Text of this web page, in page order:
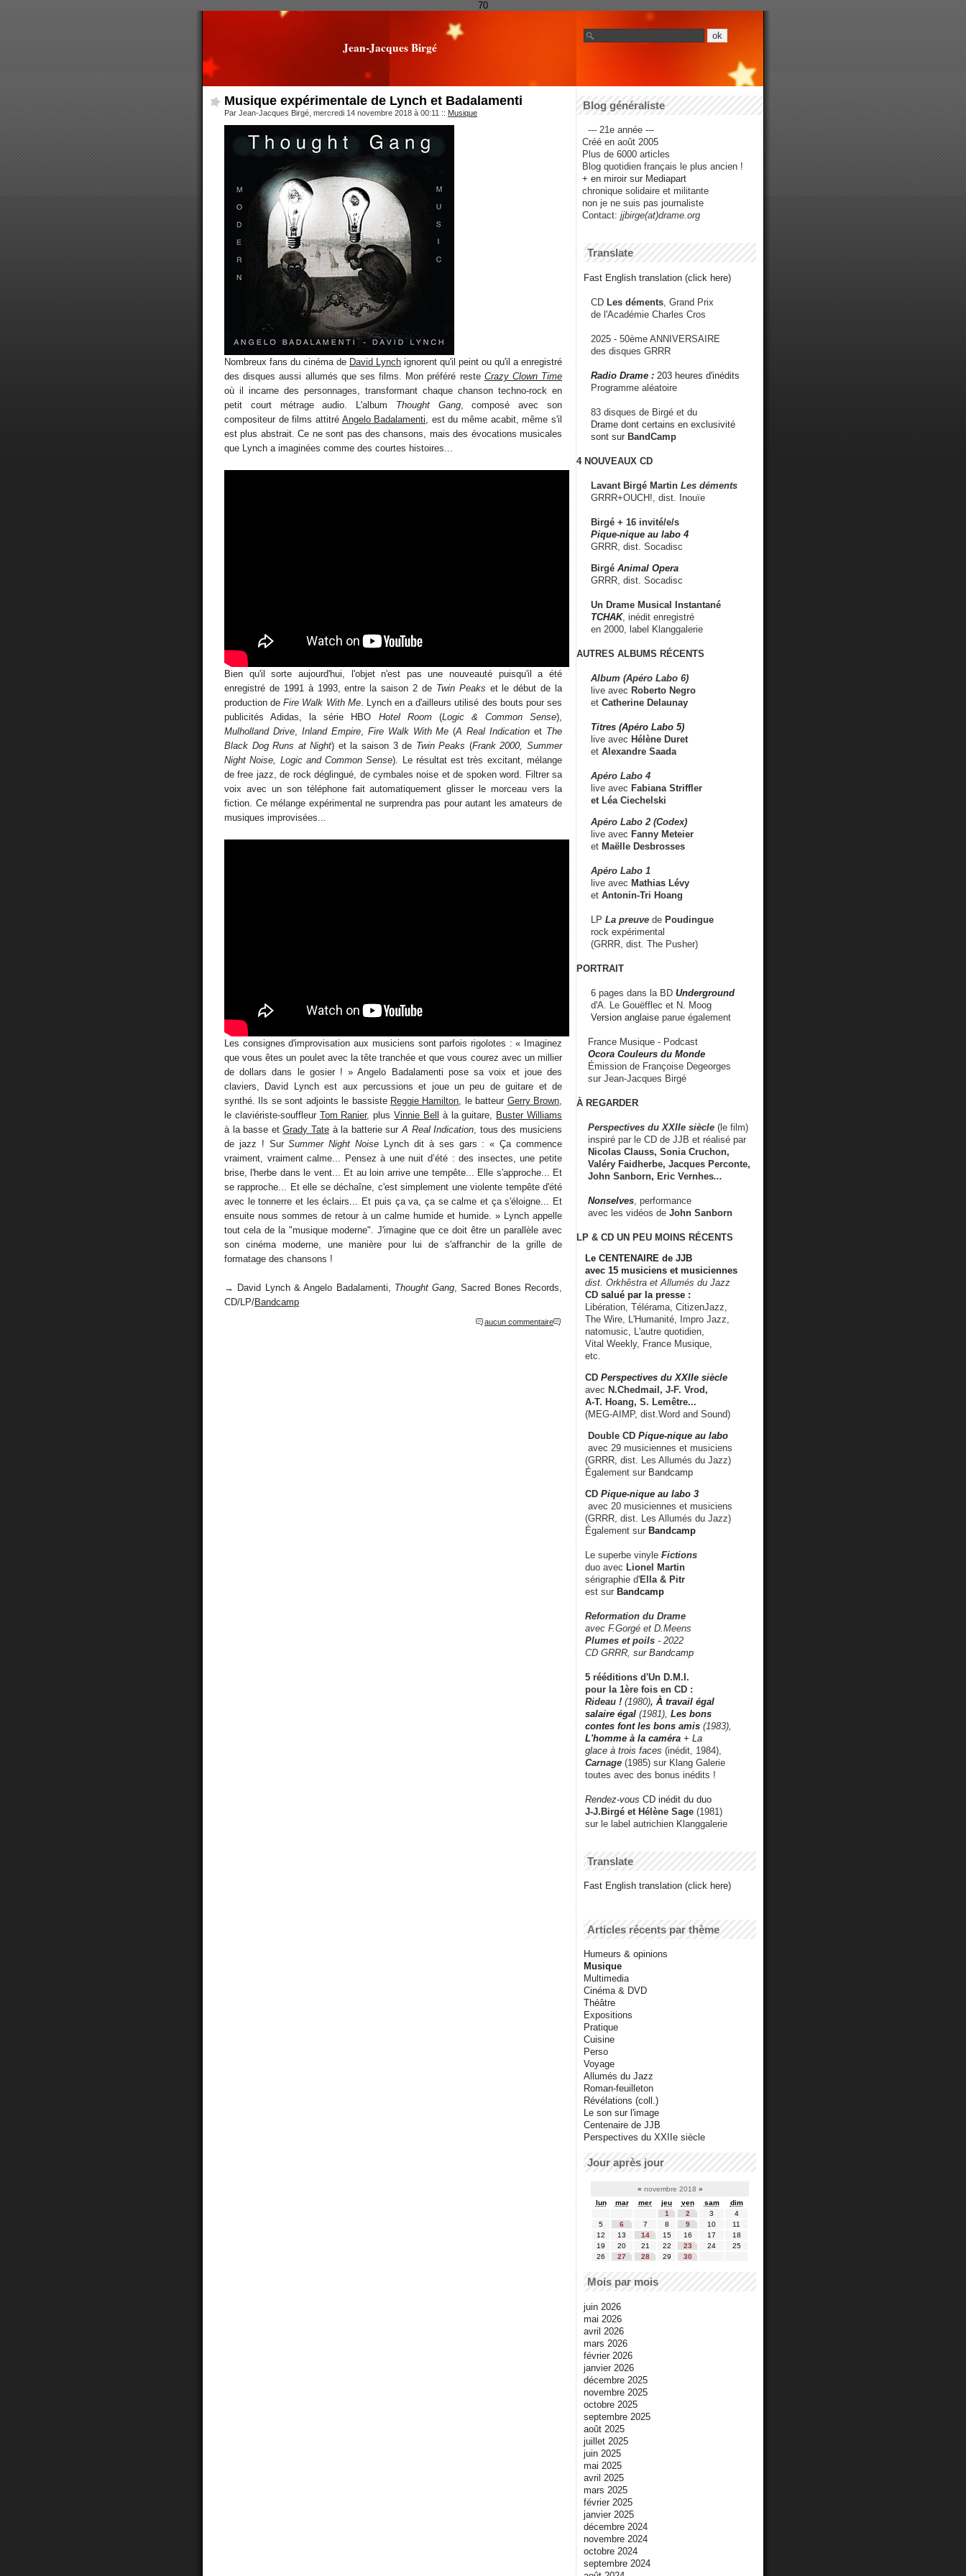
70
Jean-Jacques Birgé
Musique expérimentale de Lynch et Badalamenti
Par Jean-Jacques Birgé, mercredi 14 novembre 2018 à 00:11 :: Musique
Nombreux fans du cinéma de David Lynch ignorent qu'il peint ou qu'il a enregistré
des disques aussi allumés que ses films. Mon préféré reste Crazy Clown Time
où il incarne des personnages, transformant chaque chanson techno-rock en
petit court métrage audio. L'album Thought Gang, composé avec son
compositeur de films attitré Angelo Badalamenti , est du même acabit, même s'il
est plus abstrait. Ce ne sont pas des chansons, mais des évocations musicales
que Lynch a imaginées comme des courtes histoires...
Bien qu'il sorte aujourd'hui, l'objet n'est pas une nouveauté puisqu'il a été
enregistré de 1991 à 1993, entre la saison 2 de Twin Peaks et le début de la
production deFire Walk With Me. Lynch en a d'ailleurs utilisé des bouts pour ses
publicités Adidas, la série HBO Hotel Room(Logic & Common Sense),
Mulholland Drive, Inland Empire, Fire Walk With Me (A Real Indication et The
Black Dog Runs at Night) et la saison 3 de Twin Peaks (Frank 2000, Summer
Night Noise, Logic and Common Sense). Le résultat est très excitant, mélange
de free jazz, de rock déglingué, de cymbales noise et de spoken word. Filtrer sa
voix avec un son téléphone fait automatiquement glisser le morceau vers la
fiction. Ce mélange expérimental ne surprendra pas pour autant les amateurs de
musiques improvisées...
Les consignes d'improvisation aux musiciens sont parfois rigolotes : « Imaginez
que vous êtes un poulet avec la tête tranchée et que vous courez avec un millier
de dollars dans le gosier ! » Angelo Badalamenti pose sa voix et joue des
claviers, David Lynch est aux percussions et joue un peu de guitare et de
synthé. Ils se sont adjoints le bassiste Reggie Hamilton , le batteur Gerry Brown
le claviériste-souffleur Tom Ranier, plusVinnie Bell à la guitare,
Buster Williams
à la basse etGrady Tate à la batterie surA Real Indication , tous des musiciens
de jazz ! SurSummer Night Noise Lynch dit à ses gars : « Ça commence
vraiment, vraiment calme... Pensez à une nuit d’été : des insectes, une petite
brise, l'herbe dans le vent... Et au loin arrive une tempête... Elle s'approche... Et
se rapproche... Et elle se déchaîne, c'est simplement une violente tempête d'été
avec le tonnerre et les éclairs... Et puis ça va, ça se calme et ça s'éloigne... Et
ensuite nous sommes de retour à un calme humide et humide. » Lynch appelle
tout cela de la "musique moderne". J'imagine que ce doit être un parallèle avec
son cinéma moderne, une manière pour lui de s'affranchir de la grille de
formatage des chansons !
→ David Lynch & Angelo Badalamenti, Thought Gang , Sacred Bones Records,
CD/LP/Bandcamp
aucun commentaire
Blog généraliste
--- 21e année ---
Créé en août 2005
Plus de 6000 articles
Blog quotidien français le plus ancien !
+ en miroir sur Mediapart
chronique solidaire et militante
non je ne suis pas journaliste
Contact: jjbirge(at)drame.org
Translate
Fast English translation (click here)
CD Les déments , Grand Prix
de l'Académie Charles Cros
2025 - 50ème ANNIVERSAIRE
des disques GRRR
Radio Drame : 203 heures d'inédits
Programme aléatoire
83 disques de Birgé et du
Drame dont certains en exclusivité
sont sur BandCamp
4 NOUVEAUX CD
Lavant Birgé Martin Les déments
GRRR+OUCH!, dist. Inouïe
Birgé + 16 invité/e/s
Pique-nique au labo 4
GRRR, dist. Socadisc
Birgé Animal Opera
GRRR, dist. Socadisc
Un Drame Musical Instantané
TCHAK, inédit enregistré
en 2000, label Klanggalerie
AUTRES ALBUMS RÉCENTS
Album (Apéro Labo 6)
live avec Roberto Negro
et Catherine Delaunay
Titres (Apéro Labo 5)
live avec Hélène Duret
et Alexandre Saada
Apéro Labo 4
live avec Fabiana Striffler
et Léa Ciechelski
Apéro Labo 2 (Codex)
live avec Fanny Meteier
et Maëlle Desbrosses
Apéro Labo 1
live avec Mathias Lévy
et Antonin-Tri Hoang
LP La preuve de Poudingue
rock expérimental
(GRRR, dist. The Pusher)
PORTRAIT
6 pages dans la BD Underground
d'A. Le Gouëfflec et N. Moog
Version anglaise parue également
France Musique - Podcast
Ocora Couleurs du Monde
Émission de Françoise Degeorges
sur Jean-Jacques Birgé
À REGARDER
Perspectives du XXIIe siècle (le film)
inspiré par le CD de JJB et réalisé par
Nicolas Clauss, Sonia Cruchon,
Valéry Faidherbe, Jacques Perconte,
John Sanborn, Eric Vernhes...
Nonselves , performance
avec les vidéos de John Sanborn
LP & CD UN PEU MOINS RÉCENTS
Le CENTENAIRE de JJB
avec 15 musiciens et musiciennes
dist. Orkhêstra et Allumés du Jazz
CD salué par la presse :
Libération, Télérama, CitizenJazz,
The Wire, L'Humanité, Impro Jazz,
natomusic, L'autre quotidien,
Vital Weekly, France Musique,
etc.
CD Perspectives du XXIIe siècle
avec N.Chedmail, J-F. Vrod,
A-T. Hoang, S. Lemêtre...
(MEG-AIMP, dist.Word and Sound)
Double CD Pique-nique au labo
avec 29 musiciennes et musiciens
(GRRR, dist. Les Allumés du Jazz)
Également sur Bandcamp
CD Pique-nique au labo 3
avec 20 musiciennes et musiciens
(GRRR, dist. Les Allumés du Jazz)
Également sur Bandcamp
Le superbe vinyle Fictions
duo avec Lionel Martin
sérigraphie d'Ella & Pitr
est sur Bandcamp
Reformation du Drame
avec F.Gorgé et D.Meens
Plumes et poils - 2022
CD GRRR, sur Bandcamp
5 rééditions d'Un D.M.I.
pour la 1ère fois en CD :
Rideau ! (1980), À travail égal
salaire égal (1981), Les bons
contes font les bons amis (1983),
L'homme à la caméra + La
glace à trois faces (inédit, 1984),
Carnage (1985) sur Klang Galerie
toutes avec des bonus inédits !
Rendez-vous CD inédit du duo
J-J.Birgé et Hélène Sage (1981)
sur le label autrichien Klanggalerie
Translate
Fast English translation (click here)
Articles récents par thème
Humeurs & opinions
Musique
Multimedia
Cinéma & DVD
Théâtre
Expositions
Pratique
Cuisine
Perso
Voyage
Allumés du Jazz
Roman-feuilleton
Révélations (coll.)
Le son sur l'image
Centenaire de JJB
Perspectives du XXIIe siècle
Jour après jour
« novembre 2018 »
lun
mar mer jeu ven sam
dim
1
2 3
4
5
6 7 8 9 10
11
12
13 14 15 16 17
18
19
20 21 22 23 24
25
26
27 28 29 30
Mois par mois
juin 2026
mai 2026
avril 2026
mars 2026
février 2026
janvier 2026
décembre 2025
novembre 2025
octobre 2025
septembre 2025
août 2025
juillet 2025
juin 2025
mai 2025
avril 2025
mars 2025
février 2025
janvier 2025
décembre 2024
novembre 2024
octobre 2024
septembre 2024